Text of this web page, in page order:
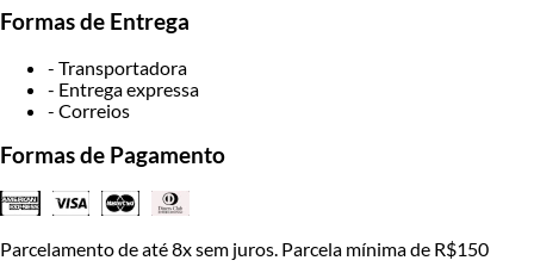
Formas de Entrega
- Transportadora
- Entrega expressa
- Correios
Formas de Pagamento
Parcelamento de até 8x sem juros. Parcela mínima de R$150